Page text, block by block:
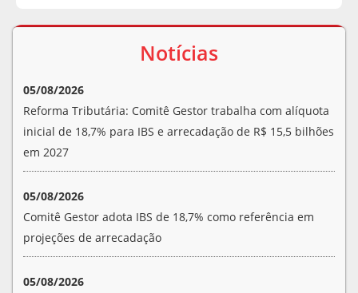
Notícias
05/08/2026
Reforma Tributária: Comitê Gestor trabalha com alíquota
inicial de 18,7% para IBS e arrecadação de R$ 15,5 bilhões
em 2027
05/08/2026
Comitê Gestor adota IBS de 18,7% como referência em
projeções de arrecadação
05/08/2026